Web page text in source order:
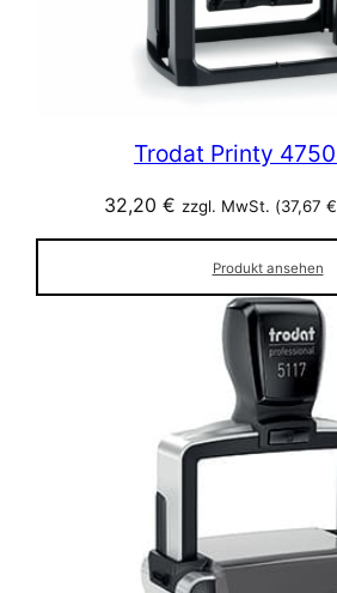
Trodat Printy
32,20 € zzgl. MwSt. (37,67 €
Produkt ansehen